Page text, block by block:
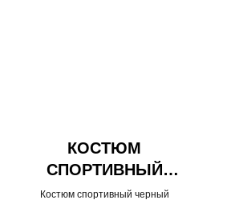
КОСТЮМ
СПОРТИВНЫЙ
ЧЕРНЫЙ
Костюм спортивный черный